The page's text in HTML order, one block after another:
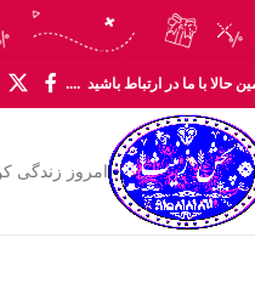
Skip to navigation
Skip to main content
حالا با ما در ارتباط باشید ....
امروز زندگی